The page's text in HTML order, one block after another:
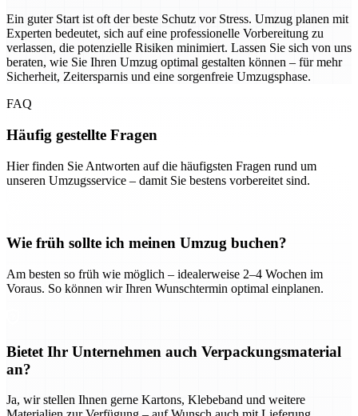
Ein guter Start ist oft der beste Schutz vor Stress. Umzug planen mit
Experten bedeutet, sich auf eine professionelle Vorbereitung zu
verlassen, die potenzielle Risiken minimiert. Lassen Sie sich von uns
beraten, wie Sie Ihren Umzug optimal gestalten können – für mehr
Sicherheit, Zeitersparnis und eine sorgenfreie Umzugsphase.
FAQ
Häufig gestellte Fragen
Hier finden Sie Antworten auf die häufigsten Fragen rund um
unseren Umzugsservice – damit Sie bestens vorbereitet sind.
Wie früh sollte ich meinen Umzug buchen?
Am besten so früh wie möglich – idealerweise 2–4 Wochen im
Voraus. So können wir Ihren Wunschtermin optimal einplanen.
Bietet Ihr Unternehmen auch Verpackungsmaterial
an?
Ja, wir stellen Ihnen gerne Kartons, Klebeband und weitere